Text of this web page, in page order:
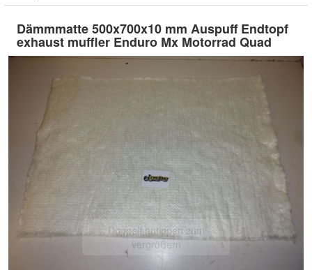
Dämmmatte 500x700x10 mm Auspuff Endtopf
exhaust muffler Enduro Mx Motorrad Quad
Doppelt antippen zum
vergrößern